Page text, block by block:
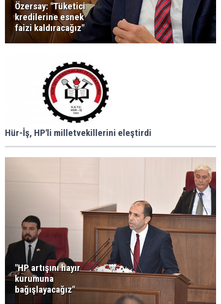
Özersay: "Tüketici
kredilerine esnek
faizi kaldıracağız"
Hür-İş, HP'li milletvekillerini eleştirdi
"HP artışını hayır
kurumuna
bağışlayacağız"